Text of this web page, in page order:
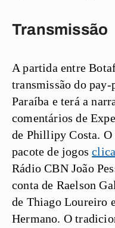
Transmissão
A partida entre
transmissão do
Paraíba e terá a
comentários de
de Phillipy Costa.
pacote de jogos
Rádio CBN João
conta de Raelson
de Thiago Loureiro
Hermano. O